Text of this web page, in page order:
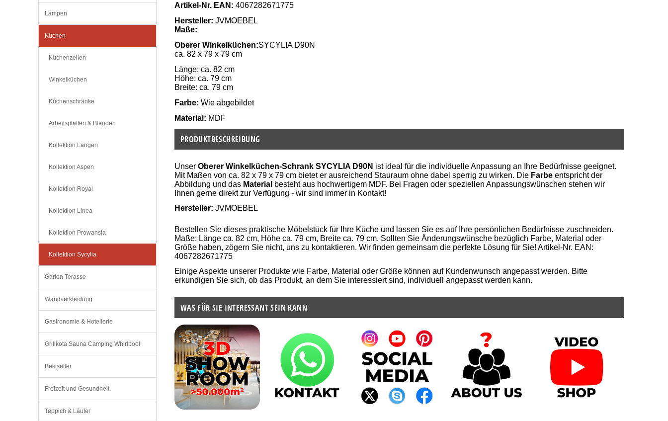
Artikel-Nr. EAN: 4067282671775
Hersteller: JVMOEBEL
Maße:
Oberer Winkelküchen:SYCYLIA D90N
ca. 82 x 79 x 79 cm
Länge: ca. 82 cm
Höhe: ca. 79 cm
Breite: ca. 79 cm
Farbe: Wie abgebildet
Material: MDF
PRODUKTBESCHREIBUNG
Unser Oberer Winkelküchen-Schrank SYCYLIA D90N ist ideal für die individuelle Anpassung an Ihre Bedürfnisse geeignet.
Mit Maßen von ca. 82 x 79 x 79 cm bietet er ausreichend Stauraum ohne dabei sperrig zu wirken. Die Farbeentspricht der
Abbildung und das Material besteht aus hochwertigem MDF. Bei Fragen oder speziellen Anpassungswünschen stehen wir
Ihnen gerne direkt zur Verfügung - wir sind immer in Kontakt!
Hersteller: JVMOEBEL
Bestellen Sie dieses praktische Möbelstück für Ihre Küche und lassen Sie es auf Ihre persönlichen Bedürfnisse zuschneiden.
Maße: Länge ca. 82 cm, Höhe ca. 79 cm, Breite ca. 79 cm. Sollten Sie Änderungswünsche bezüglich Farbe, Material oder
Größe haben, zögern Sie nicht, uns zu kontaktieren. Wir finden gemeinsam die perfekte Lösung für Sie! Artikel-Nr. EAN:
4067282671775
Einige Aspekte unserer Produkte wie Farbe, Material oder Größe können auf Kundenwunsch angepasst werden. Bitte
erkundigen Sie sich, ob das Produkt, an dem Sie interessiert sind, individuell angepasst werden kann.
WAS FÜR SIE INTERESSANT SEIN KANN
Lampen
Küchen
Küchenzeilen
Winkelküchen
Küchenschränke
Arbeitsplatten & Blenden
Kollektion Langen
Kollektion Aspen
Kollektion Royal
Kollektion Linea
Kollektion Prowansja
Kollektion Sycylia
Garten Terasse
Wandverkleidung
Gastronomie & Hotellerie
Grillkota Sauna Camping Whirlpool
Bestseller
Freizeit und Gesundheit
Teppich & Läufer